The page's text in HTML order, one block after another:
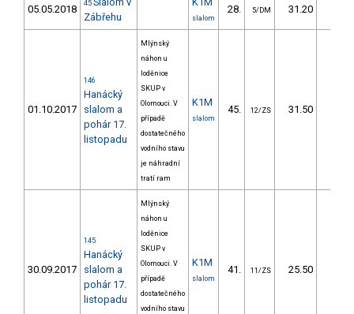
05.05.2018 45
Zábřehu
slalom
28. 5/DM 31.20
01.10.2017
146
Hanácký
slalom a
pohár 17.
listopadu
Mlýnský
náhon u
loděnice
SKUP v
Olomouci. V
případě
dostatečného
vodního stavu
je náhradní
tratí ram
K1M
slalom
45. 12/ZS 31.50
30.09.2017
145
Hanácký
slalom a
pohár 17.
listopadu
Mlýnský
náhon u
loděnice
SKUP v
Olomouci. V
případě
dostatečného
vodního stavu
K1M
slalom
41. 11/ZS 25.50